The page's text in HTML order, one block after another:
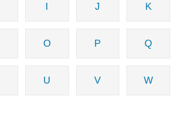
I J K
O P Q
U V W